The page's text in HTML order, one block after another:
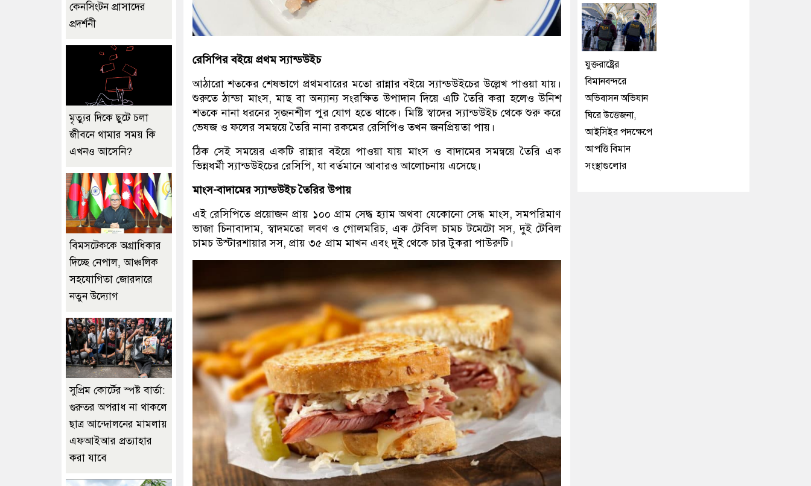
রেসিপির বইয়ে প্রথম স্যান্ডউইচ
আঠারো শতকের শেষভাগে প্রথমবারের মতো রান্নার বইয়ে স্যান্ডউইচের উল্লেখ পাওয়া যায়।
শুরুতে ঠান্ডা মাংস, মাছ বা অন্যান্য সংরক্ষিত উপাদান দিয়ে এটি তৈরি করা হলেও উনিশ
শতকে নানা ধরনের সৃজনশীল পুর যোগ হতে থাকে। মিষ্টি স্বাদের স্যান্ডউইচ থেকে শুরু করে
ভেষজ ও ফলের সমন্বয়ে তৈরি নানা রকমের রেসিপিও তখন জনপ্রিয়তা পায়।
ঠিক সেই সময়ের একটি রান্নার বইয়ে পাওয়া যায় মাংস ও বাদামের সমন্বয়ে তৈরি এক
ভিন্নধর্মী স্যান্ডউইচের রেসিপি, যা বর্তমানে আবারও আলোচনায় এসেছে।
মাংস-বাদামের স্যান্ডউইচ তৈরির উপায়
এই রেসিপিতে প্রয়োজন প্রায় ১০০ গ্রাম সেদ্ধ হ্যাম অথবা যেকোনো সেদ্ধ মাংস, সমপরিমাণ
ভাজা চিনাবাদাম, স্বাদমতো লবণ ও গোলমরিচ, এক টেবিল চামচ টমেটো সস, দুই টেবিল
চামচ উস্টারশায়ার সস, প্রায় ৩৫ গ্রাম মাখন এবং দুই থেকে চার টুকরা পাউরুটি।
কেনসিংটন প্রাসাদের
প্রদর্শনী
মৃত্যুর দিকে ছুটে চলা
জীবনে থামার সময় কি
এখনও আসেনি?
বিমসটেককে অগ্রাধিকার
দিচ্ছে নেপাল, আঞ্চলিক
সহযোগিতা জোরদারে
নতুন উদ্যোগ
সুপ্রিম কোর্টের স্পষ্ট বার্তা:
গুরুতর অপরাধ না থাকলে
ছাত্র আন্দোলনের মামলায়
এফআইআর প্রত্যাহার
করা যাবে
যুক্তরাষ্ট্রের
বিমানবন্দরে
অভিবাসন অভিযান
ঘিরে উত্তেজনা,
আইসিইর পদক্ষেপে
আপত্তি বিমান
সংস্থাগুলোর